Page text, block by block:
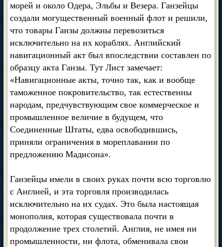
морей и около Одера, Эльбы и Везера. Ганзейцы
создали могущественный военный флот и решили,
что товары Ганзы должны перевозиться
исключительно на их кораблях. Английский
навигационный акт был впоследствии составлен по
образцу акта Ганзы. Тут Лист замечает:
«Навигационные акты, точно так, как и вообще
таможенное покровительство, так естественны
народам, предчувствующим свое коммерческое и
промышленное величие в будущем, что
Соединенные Штаты, едва освободившись,
приняли ограничения в мореплавании по
предложению Мадисона».
Ганзейцы имели в своих руках почти всю торговлю
с Англией, и эта торговля производилась
исключительно на их судах. Это была настоящая
монополия, которая существовала почти в
продолжение трех столетий. Англия, не имея ни
промышленности, ни флота, обменивала свои